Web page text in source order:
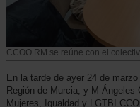
CCOO RM se reúne con el
En la tarde de ayer 24 de
Región de Murcia, y M Ángeles
Mujeres, Igualdad y LGTBI